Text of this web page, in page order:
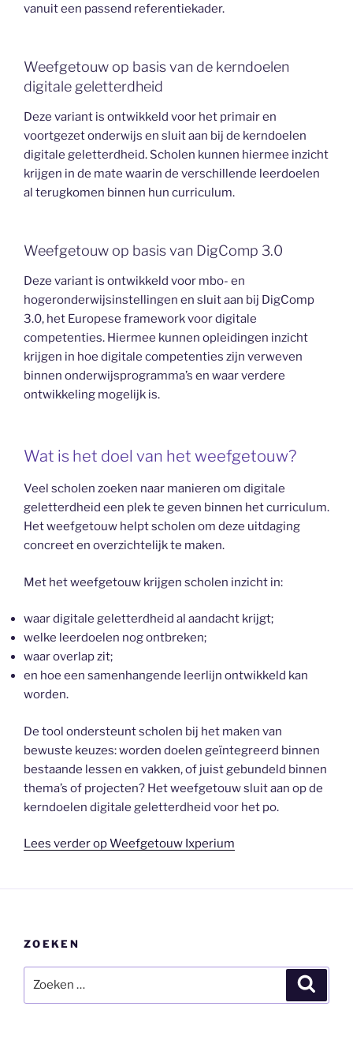
vanuit een passend referentiekader.
Weefgetouw op basis van de kerndoelen
digitale geletterdheid
Deze variant is ontwikkeld voor het primair en
voortgezet onderwijs en sluit aan bij de kerndoelen
digitale geletterdheid. Scholen kunnen hiermee inzicht
krijgen in de mate waarin de verschillende leerdoelen
al terugkomen binnen hun curriculum.
Weefgetouw op basis van DigComp 3.0
Deze variant is ontwikkeld voor mbo- en
hogeronderwijsinstellingen en sluit aan bij DigComp
3.0, het Europese framework voor digitale
competenties. Hiermee kunnen opleidingen inzicht
krijgen in hoe digitale competenties zijn verweven
binnen onderwijsprogramma’s en waar verdere
ontwikkeling mogelijk is.
Wat is het doel van het weefgetouw?
Veel scholen zoeken naar manieren om digitale
geletterdheid een plek te geven binnen het curriculum.
Het weefgetouw helpt scholen om deze uitdaging
concreet en overzichtelijk te maken.
Met het weefgetouw krijgen scholen inzicht in:
waar digitale geletterdheid al aandacht krijgt;
welke leerdoelen nog ontbreken;
waar overlap zit;
en hoe een samenhangende leerlijn ontwikkeld kan
worden.
De tool ondersteunt scholen bij het maken van
bewuste keuzes: worden doelen geïntegreerd binnen
bestaande lessen en vakken, of juist gebundeld binnen
thema’s of projecten? Het weefgetouw sluit aan op de
kerndoelen digitale geletterdheid voor het po.
Lees verder op Weefgetouw Ixperium
ZOEKEN
naar: